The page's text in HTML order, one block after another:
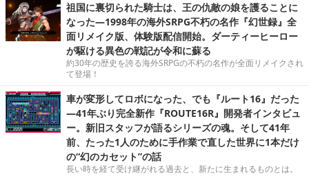
祖国に裏切られた騎士は、王の仇敵の娘を護ることに
なった―1998年の海外SRPG不朽の名作『幻世録』全
面リメイク版、体験版配信開始。ダーティーヒーロー
が駆ける異色の戦記が令和に蘇る
約30年の歴史を誇る海外SRPGの不朽の名作が全面リメイクされ
て登場！
車が変形してロボになった、でも『ルート16』だった
―41年ぶり完全新作『ROUTE16R』開発者インタビュ
ー。新旧スタッフが語るシリーズの魂。そして41年
前、たった1人のために手作業で直した世界に1本だけ
の“幻のカセット”の話
長い時を経て受け継がれる過去と、新たに生まれるものとは。